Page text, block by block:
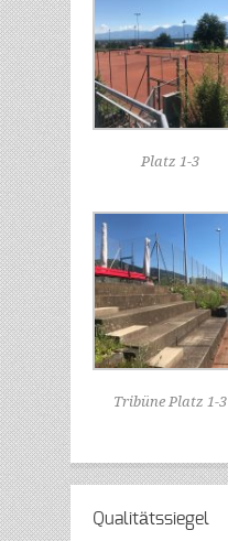
Platz 1-3
Tribüne Platz 1-3
Qualitätssiegel